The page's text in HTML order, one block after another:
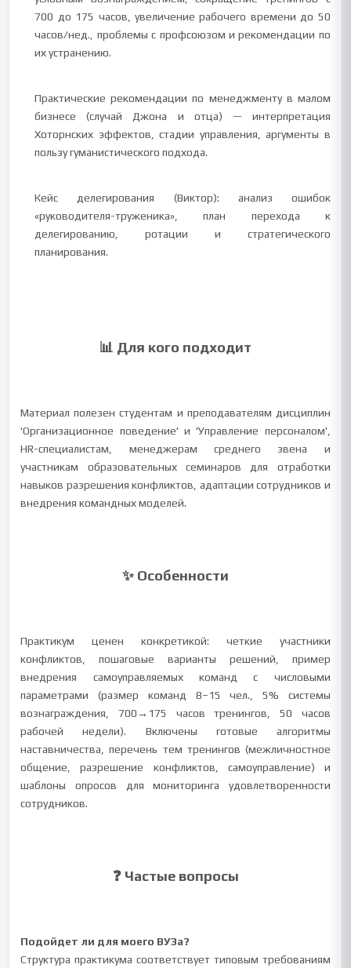
700 до 175 часов, увеличение рабочего времени до 50
часов/нед., проблемы с профсоюзом и рекомендации по
их устранению.
Практические рекомендации по менеджменту в малом
бизнесе (случай Джона и отца) — интерпретация
Хоторнских эффектов, стадии управления, аргументы в
пользу гуманистического подхода.
Кейс делегирования (Виктор): анализ ошибок
«руководителя-труженика», план перехода к
делегированию, ротации и стратегического
планирования.
📊 Для кого подходит
Материал полезен студентам и преподавателям дисциплин
'Организационное поведение' и 'Управление персоналом',
HR-специалистам, менеджерам среднего звена и
участникам образовательных семинаров для отработки
навыков разрешения конфликтов, адаптации сотрудников и
внедрения командных моделей.
✨ Особенности
Практикум ценен конкретикой: четкие участники
конфликтов, пошаговые варианты решений, пример
внедрения самоуправляемых команд с числовыми
параметрами (размер команд 8–15 чел., 5% системы
вознаграждения, 700→175 часов тренингов, 50 часов
рабочей недели). Включены готовые алгоритмы
наставничества, перечень тем тренингов (межличностное
общение, разрешение конфликтов, самоуправление) и
шаблоны опросов для мониторинга удовлетворенности
сотрудников.
❓ Частые вопросы
Подойдет ли для моего ВУЗа?
Структура практикума соответствует типовым требованиям